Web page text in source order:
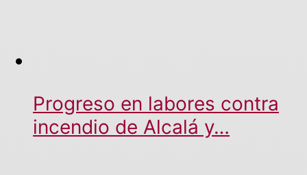
Progreso en labores contra
incendio de Alcalá y…